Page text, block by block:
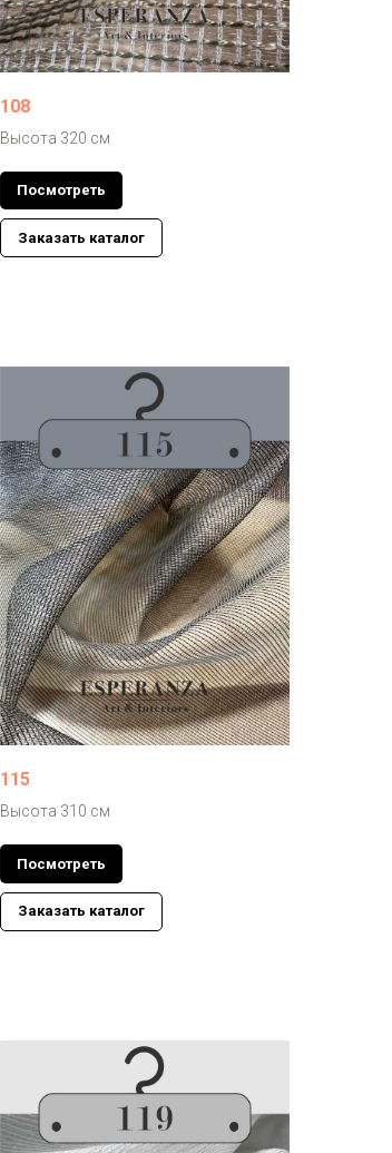
108
Высота 320 см
Посмотреть
Заказать каталог
115
Высота 310 см
Посмотреть
Заказать каталог